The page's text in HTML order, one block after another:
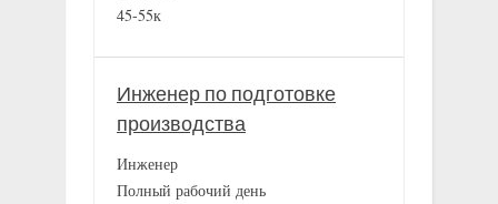
45-55к
Инженер по подготовке
производства
Инженер
Полный рабочий день